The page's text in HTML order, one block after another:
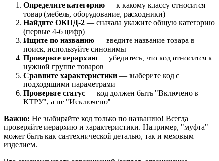
Определите категорию — к какому классу относится
товар (мебель, оборудование, расходники)
Найдите ОКПД-2 — сначала укажите общую категорию
(первые 4-6 цифр)
Ищите по названию — введите название товара в
поиск, используйте синонимы
Проверьте иерархию — убедитесь, что код относится к
нужной группе товаров
Сравните характеристики — выберите код с
подходящими параметрами
Проверьте статус — код должен быть "Включено в
КТРУ", а не "Исключено"
Важно: Не выбирайте код только по названию! Всегда
проверяйте иерархию и характеристики. Например, "муфта"
может быть как сантехнической деталью, так и меховым
изделием.